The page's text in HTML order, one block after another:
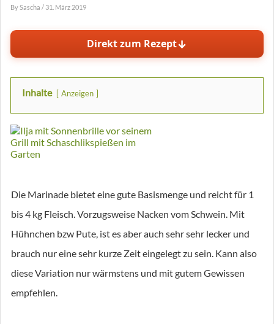
BySascha / 31. März 2019
Direkt zum Rezept↓
Inhalte Anzeigen
Die Marinade bietet eine gute Basismenge und reicht für 1
bis 4 kg Fleisch. Vorzugsweise Nacken vom Schwein. Mit
Hühnchen bzw Pute, ist es aber auch sehr sehr lecker und
brauch nur eine sehr kurze Zeit eingelegt zu sein. Kann also
diese Variation nur wärmstens und mit gutem Gewissen
empfehlen.